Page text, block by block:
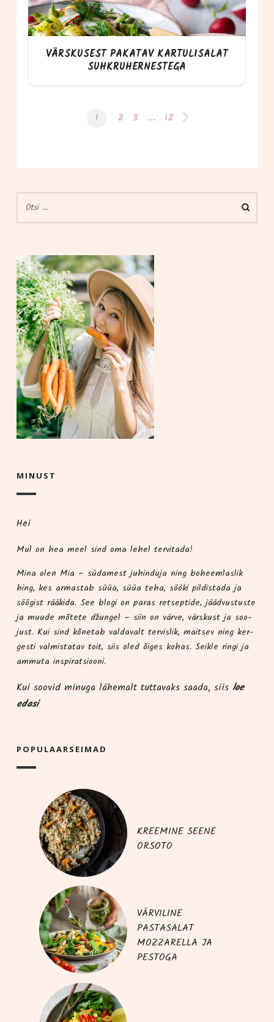
VÄRSKUSEST PAKATAV KARTULISALAT
SUHKRUHERNESTEGA
1 2 3 … 12
MINUST
Hei
Mul on hea meel sind oma lehel tervitada!
Mina olen Mia – süda­me­st juhindu­ja ning boheem­las­lik
hing, kes armas­tab süüa, süüa teha, söö­ki pil­dis­ta­da ja
söö­gist rää­ki­da. See blo­gi on paras ret­sep­ti­de, jääd­vus­tus­te
ja muu­de mõte­te džun­gel – siin on vär­ve, värs­kust ja soo­
just. Kui sind kõne­tab val­da­valt ter­vis­lik, mait­sev ning ker­
ges­ti val­mis­ta­tav toit, siis oled õiges kohas. Seik­le rin­gi ja
ammu­ta inspiratsiooni.
Kui soo­vid minu­ga lähe­malt tut­ta­vaks saa­da, siis loe
edasi
POPU­LAAR­SEI­MAD
KREEMINE SEENE
ORSOTO
VÄRVILINE
PASTASALAT
MOZZARELLA JA
PESTOGA